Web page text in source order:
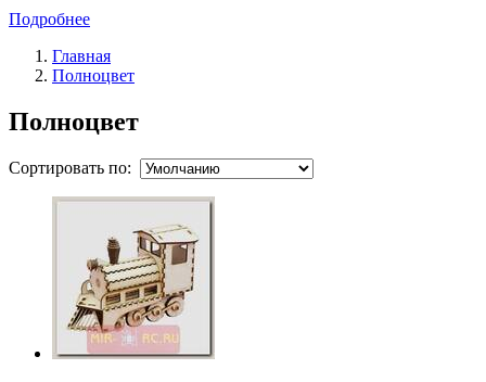
Подробнее
Главная
Полноцвет
Полноцвет
Сортировать по: